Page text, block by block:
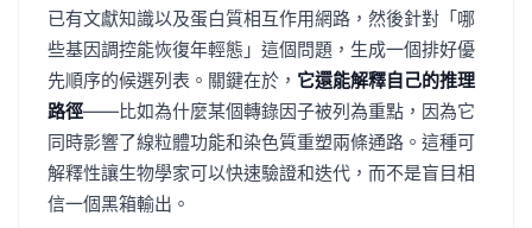
已有文獻知識以及蛋白質相互作用網路，然後針對「哪
些基因調控能恢復年輕態」這個問題，生成一個排好優
先順序的候選列表。關鍵在於， 它還能解釋自己的推理
路徑——比如為什麼某個轉錄因子被列為重點，因為它
同時影響了線粒體功能和染色質重塑兩條通路。這種可
解釋性讓生物學家可以快速驗證和迭代，而不是盲目相
信一個黑箱輸出。